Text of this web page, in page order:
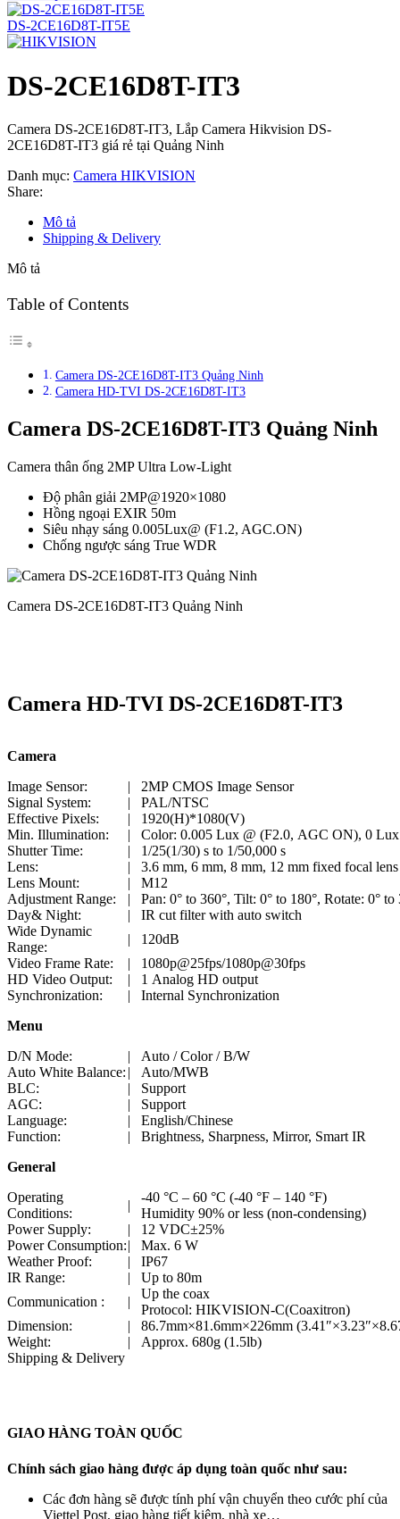
DS-2CE16D8T-IT5E
DS-2CE16D8T-IT3
Camera DS-2CE16D8T-IT3, Lắp Camera Hikvision DS-
2CE16D8T-IT3 giá rẻ tại Quảng Ninh
Danh mục: Camera HIKVISION
Share:
Mô tả
Shipping & Delivery
Mô tả
Table of Contents
Camera DS-2CE16D8T-IT3 Quảng Ninh
Camera HD-TVI DS-2CE16D8T-IT3
Camera DS-2CE16D8T-IT3 Quảng Ninh
Camera thân ống 2MP Ultra Low-Light
Độ phân giải 2MP@1920×1080
Hồng ngoại EXIR 50m
Siêu nhạy sáng 0.005Lux@ (F1.2, AGC.ON)
Chống ngược sáng True WDR
Camera DS-2CE16D8T-IT3 Quảng Ninh
Camera HD-TVI DS-2CE16D8T-IT3
Camera
Image Sensor:
|
2MP CMOS Image Sensor
Signal System:
|
PAL/NTSC
Effective Pixels:
|
1920(H)*1080(V)
Min. Illumination:
|
Color: 0.005 Lux @ (F2.0, AGC ON), 0
Shutter Time:
|
1/25(1/30) s to 1/50,000 s
Lens:
|
3.6 mm, 6 mm, 8 mm, 12 mm fixed focal lens
Lens Mount:
|
M12
Adjustment Range:
|
Pan: 0° to 360°, Tilt: 0° to 180°, Rotate: 0° to
Day& Night:
|
IR cut filter with auto switch
Wide Dynamic
Range:
|
120dB
Video Frame Rate:
|
1080p@25fps/1080p@30fps
HD Video Output:
|
1 Analog HD output
Synchronization:
|
Internal Synchronization
Menu
D/N Mode:
|
Auto / Color / B/W
Auto White Balance: |
Auto/MWB
BLC:
|
Support
AGC:
|
Support
Language:
|
English/Chinese
Function:
|
Brightness, Sharpness, Mirror, Smart IR
General
Operating
Conditions:
|
-40 °C – 60 °C (-40 °F – 140 °F)
Humidity 90% or less (non-condensing)
Power Supply:
|
12 VDC±25%
Power Consumption:|
Max. 6 W
Weather Proof:
|
IP67
IR Range:
|
Up to 80m
Communication :
|
Up the coax
Protocol: HIKVISION-C(Coaxitron)
Dimension:
|
86.7mm×81.6mm×226mm
Weight:
|
Approx. 680g (1.5lb)
Shipping & Delivery
GIAO HÀNG TOÀN QUỐC
Chính sách giao hàng được áp dụng toàn quốc như sau:
Các đơn hàng sẽ được tính phí vận chuyển theo cước phí của
Viettel Post, giao hàng tiết kiệm, nhà xe…